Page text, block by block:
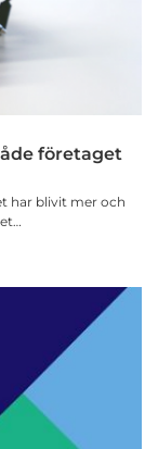
företaget
har blivit mer och